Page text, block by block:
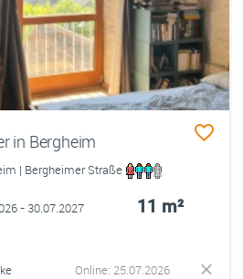
in Bergheim
| Bergheimer Straße
- 30.07.2027 11 m²
Online: 25.07.2026